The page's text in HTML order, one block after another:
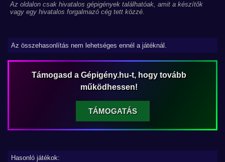
Az oldalon csak hivatalos gépigények találhatóak, amit a készítők
vagy egy hivatalos forgalmazó cég tett közzé.
Az összehasonlítás nem lehetséges ennél a játéknál.
Támogasd a Gépigény.hu-t, hogy tovább
működhessen!
TÁMOGATÁS
Hasonló játékok: